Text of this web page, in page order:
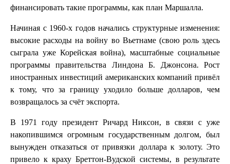
финансировать такие программы, как план Маршалла.
Начиная с 1960-х годов начались структурные изменения:
высокие расходы на войну во Вьетнаме (свою роль здесь
сыграла уже Корейская война), масштабные социальные
программы правительства Линдона Б. Джонсона. Рост
иностранных инвестиций американских компаний привёл
к тому, что за границу уходило больше долларов, чем
возвращалось за счёт экспорта.
В 1971 году президент Ричард Никсон, в связи с уже
накопившимся огромным государственным долгом, был
вынужден отказаться от привязки доллара к золоту. Это
привело к краху Бреттон-Вудской системы, в результате